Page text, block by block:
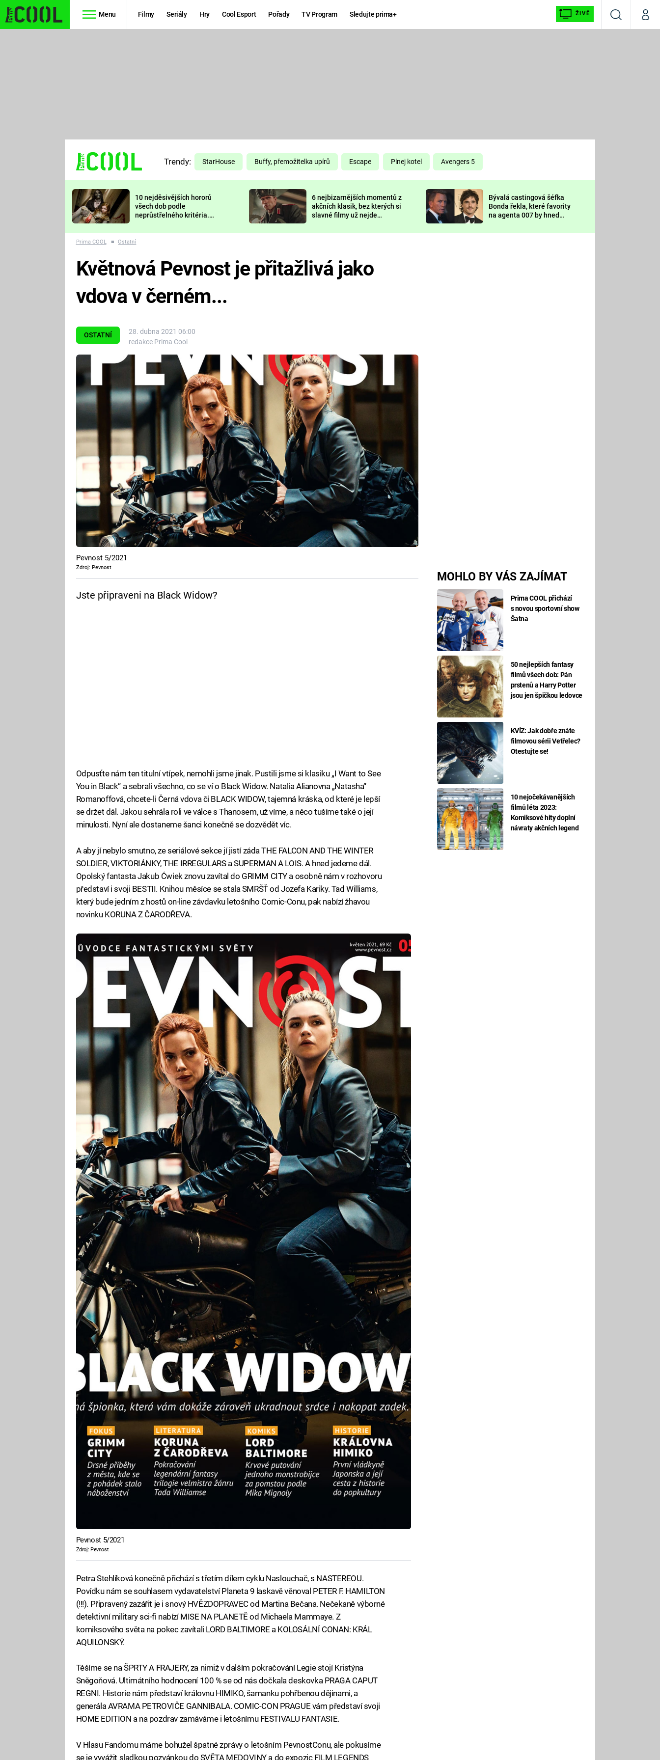
Menu Filmy Seriály Hry Cool Esport Pořady TV Program Sledujte prima+ ŽIVĚ
VyhledáváníMůj
TŘESKU
FUTURAMA
PREDÁTOR
DELIVERANCE
KOMEDIE
CHUCK
NORRIS
DEADPOOL
Prima LAJK
Sledujte nás
Trendy: StarHouse Buffy, přemožitelka upírů Escape Plnej kotel Avengers 5
10 nejděsivějších hororů
všech dob podle
neprůstřelného kritéria.
nejvíc zvednou tep?
6 nejbizarnějších momentů z
akčních klasik, bez kterých si
slavné filmy už nejde
Bývalá castingová šéfka
Bonda řekla, které favority
na agenta 007 by hned
Prima COOL ■ Ostatní
OSTATNÍ
28. dubna 2021 06:00
redakce Prima Cool
MOHLO BY VÁS ZAJÍMAT
Prima COOL přichází
s novou sportovní show
Šatna
50 nejlepších fantasy
filmů všech dob: Pán
prstenů a Harry Potter
jsou jen špičkou ledovce
KVÍZ: Jak dobře znáte
filmovou sérii Vetřelec?
Otestujte se!
10 nejočekávanějších
filmů léta 2023:
Komiksové hity doplní
návraty akčních legend
Květnová Pevnost je přitažlivá jako
vdova v černém...
Pevnost 5/2021
Zdroj: Pevnost
Jste připraveni na Black Widow?
Odpusťte nám ten titulní vtípek, nemohli jsme jinak. Pustili jsme si klasiku „I Want to See
You in Black“ a sebrali všechno, co se ví o Black Widow. Natalia Alianovna „Natasha“
Romanoffová, chcete-li Černá vdova či BLACK WIDOW, tajemná kráska, od které je lepší
se držet dál. Jakou sehrála roli ve válce s Thanosem, už víme, a něco tušíme také o její
minulosti. Nyní ale dostaneme šanci konečně se dozvědět víc.
A aby jí nebylo smutno, ze seriálové sekce jí jistí záda THE FALCON AND THE WINTER
SOLDIER, VIKTORIÁNKY, THE IRREGULARS a SUPERMAN A LOIS. A hned jedeme dál.
Opolský fantasta Jakub Ćwiek znovu zavítal do GRIMM CITY a osobně nám v rozhovoru
představí i svoji BESTII. Knihou měsíce se stala SMRŠŤ od Jozefa Kariky. Tad Williams,
který bude jedním z hostů on-line závdavku letošního Comic-Conu, pak nabízí žhavou
novinku KORUNA Z ČARODŘEVA.
Pevnost 5/2021
Zdroj: Pevnost
Petra Stehlíková konečně přichází s třetím dílem cyklu Naslouchač, s NASTEREOU.
Povídku nám se souhlasem vydavatelství Planeta 9 laskavě věnoval PETER F. HAMILTON
(!!!). Připravený zazářit je i snový HVĚZDOPRAVEC od Martina Bečana. Nečekaně výborné
detektivní military sci-fi nabízí MISE NA PLANETĚ od Michaela Mammaye. Z
komiksového světa na pokec zavítali LORD BALTIMORE a KOLOSÁLNÍ CONAN: KRÁL
AQUILONSKÝ.
Těšíme se na ŠPRTY A FRAJERY, za nimiž v dalším pokračování Legie stojí Kristýna
Sněgoňová. Ultimátního hodnocení 100 % se od nás dočkala deskovka PRAGA CAPUT
REGNI. Historie nám představí královnu HIMIKO, šamanku pohřbenou dějinami, a
generála AVRAMA PETROVIČE GANNIBALA. COMIC-CON PRAGUE vám představí svoji
HOME EDITION a na pozdrav zamáváme i letošnímu FESTIVALU FANTASIE.
V Hlasu Fandomu máme bohužel špatné zprávy o letošním PevnostConu, ale pokusíme
se je vyvážit sladkou pozvánkou do SVĚTA MEDOVINY a do expozic FILM LEGENDS